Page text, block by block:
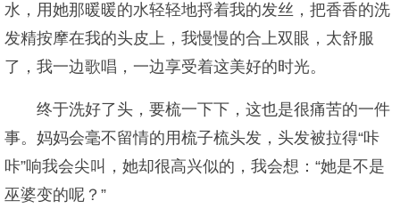
水，用她那暖暖的水轻轻地捋着我的发丝，把香香的洗
发精按摩在我的头皮上，我慢慢的合上双眼，太舒服
了，我一边歌唱，一边享受着这美好的时光。
终于洗好了头，要梳一下下，这也是很痛苦的一件
事。妈妈会毫不留情的用梳子梳头发，头发被拉得“咔
咔”响我会尖叫，她却很高兴似的，我会想：“她是不是
巫婆变的呢？”